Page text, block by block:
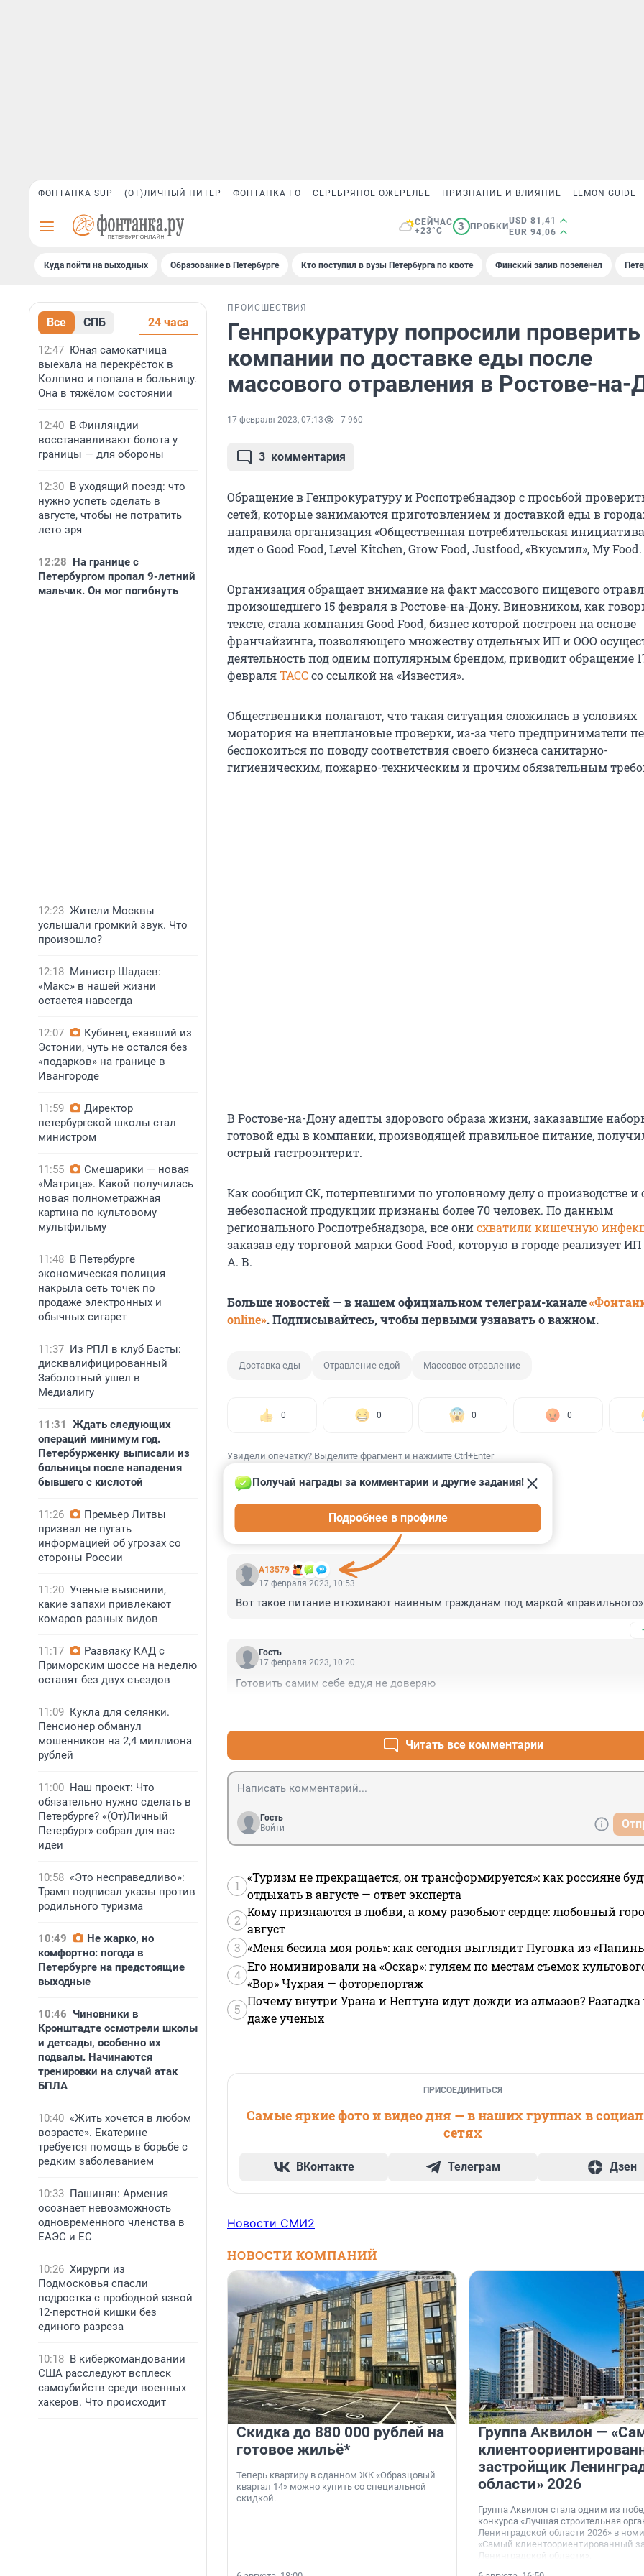
ФОНТАНКА SUP (ОТ)ЛИЧНЫЙ ПИТЕР ФОНТАНКА ГО СЕРЕБРЯНОЕ ОЖЕРЕЛЬЕ ПРИЗНАНИЕ И ВЛИЯНИЕ LEMON GUIDE
СЕЙЧАС
+23°C
3 ПРОБКИ
USD 81,41
EUR 94,06
Куда пойти на выходных Образование в Петербурге Кто поступил в вузы Петербурга по квоте Финский залив позеленел
Все СПБ 24 часа
12:47 Юная самокатчица
выехала на перекрёсток в
Колпино и попала в больницу.
Она в тяжёлом состоянии
12:40 В Финляндии
восстанавливают болота у
границы — для обороны
12:30 В уходящий поезд: что
нужно успеть сделать в
августе, чтобы не потратить
лето зря
12:28 На границе с
Петербургом пропал 9-летний
мальчик. Он мог погибнуть
12:23 Жители Москвы
услышали громкий звук. Что
произошло?
12:18 Министр Шадаев:
«Макс» в нашей жизни
остается навсегда
12:07
Кубинец, ехавший из
Эстонии, чуть не остался без
«подарков» на границе в
Ивангороде
11:59
Директор
петербургской школы стал
министром
11:55
Смешарики — новая
«Матрица». Какой получилась
новая полнометражная
картина по культовому
мультфильму
11:48 В Петербурге
экономическая полиция
накрыла сеть точек по
продаже электронных и
обычных сигарет
11:37 Из РПЛ в клуб Басты:
дисквалифицированный
Заболотный ушел в
Медиалигу
11:31
Ждать следующих
операций минимум год.
Петербурженку выписали из
больницы после нападения
бывшего с кислотой
11:26
Премьер Литвы
призвал не пугать
информацией об угрозах со
стороны России
11:20 Ученые выяснили,
какие запахи привлекают
комаров разных видов
11:17
Развязку КАД с
Приморским шоссе на неделю
оставят без двух съездов
11:09 Кукла для селянки.
Пенсионер обманул
мошенников на 2,4 миллиона
рублей
11:00 Наш проект: Что
обязательно нужно сделать в
Петербурге? «(От)Личный
Петербург» собрал для вас
идеи
10:58 «Это несправедливо»:
Трамп подписал указы против
родильного туризма
10:49
Не жарко, но
комфортно: погода в
Петербурге на предстоящие
выходные
10:46 Чиновники в
Кронштадте осмотрели школы
и детсады, особенно их
подвалы. Начинаются
тренировки на случай атак
БПЛА
10:40 «Жить хочется в любом
возрасте». Екатерине
требуется помощь в борьбе с
редким заболеванием
10:33 Пашинян: Армения
осознает невозможность
одновременного членства в
ЕАЭС и ЕС
10:26 Хирурги из
Подмосковья спасли
подростка с прободной язвой
12-перстной кишки без
единого разреза
10:18 В киберкомандовании
США расследуют всплеск
самоубийств среди военных
хакеров. Что происходит
ПРОИСШЕСТВИЯ
Генпрокуратуру попросили проверить
компании по доставке еды после
массового отравления в Ростове-на-
17 февраля 2023, 07:13 7 960
3 комментария
Обращение в Генпрокуратуру и Роспотребнадзор с просьбой
сетей, которые занимаются приготовлением и доставкой еды в
направила организация «Общественная потребительская
идет о Good Food, Level Kitchen, Grow Food, Justfood, «Вкусмил», My Food.
Организация обращает внимание на факт массового пищевого
произошедшего 15 февраля в Ростове-на-Дону. Виновником, как
тексте, стала компания Good Food, бизнес которой построен на основе
франчайзинга, позволяющего множеству отдельных ИП и ООО
деятельность под одним популярным брендом, приводит обращение
февраляТАССсо ссылкой на «Известия».
Общественники полагают, что такая ситуация сложилась в условиях
моратория на внеплановые проверки, из-за чего предприниматели
беспокоиться по поводу соответствия своего бизнеса санитарно-
гигиеническим, пожарно-техническим и прочим обязательным
В Ростове-на-Дону адепты здорового образа жизни, заказавшие
готовой еды в компании, производящей правильное питание,
острый гастроэнтерит.
Как сообщил СК, потерпевшими по уголовному делу о производстве и
небезопасной продукции признаны более 70 человек. По данным
регионального Роспотребнадзора, все онисхватили кишечную
заказав еду торговой марки Good Food, которую в городе реализует
А. В.
Больше новостей — в нашем официальном телеграм-канале
online». Подписывайтесь, чтобы первыми узнавать о важном.
Доставка еды Отравление едой Массовое отравление
0 0 0 0
Увидели опечатку? Выделите фрагмент и нажмите Ctrl+Enter
КОММЕНТАРИИ 3
А13579
Получай награды за комментарии и другие задания!
Подробнее в профиле
17 февраля 2023, 10:53
Вот такое питание втюхивают наивным гражданам под маркой
Гость
17 февраля 2023, 10:20
Готовить самим себе еду,я не доверяю
Читать все комментарии
Гость
Войти
1
«Туризм не прекращается, он трансформируется»: как россияне
отдыхать в августе — ответ эксперта
2
Кому признаются в любви, а кому разобьют сердце: любовный
август
3 «Меня бесила моя роль»: как сегодня выглядит Пуговка из
4
Его номинировали на «Оскар»: гуляем по местам съемок
«Вор» Чухрая — фоторепортаж
5
Почему внутри Урана и Нептуна идут дожди из алмазов?
даже ученых
ПРИСОЕДИНИТЬСЯ
Самые яркие фото и видео дня — в наших группах в
сетях
ВКонтакте Телеграм Дзен
Новости СМИ2
НОВОСТИ КОМПАНИЙ
Скидка до 880 000 рублей на
готовое жильё*
Теперь квартиру в сданном ЖК «Образцовый
квартал 14» можно купить со специальной
скидкой.
Группа Аквилон —
застройщик
области» 2026
Группа Аквилон стала одним из
конкурса «Лучшая строительная
Ленинградской области 2026» в
«Самый клиентоориентированный
Ленинградской области».